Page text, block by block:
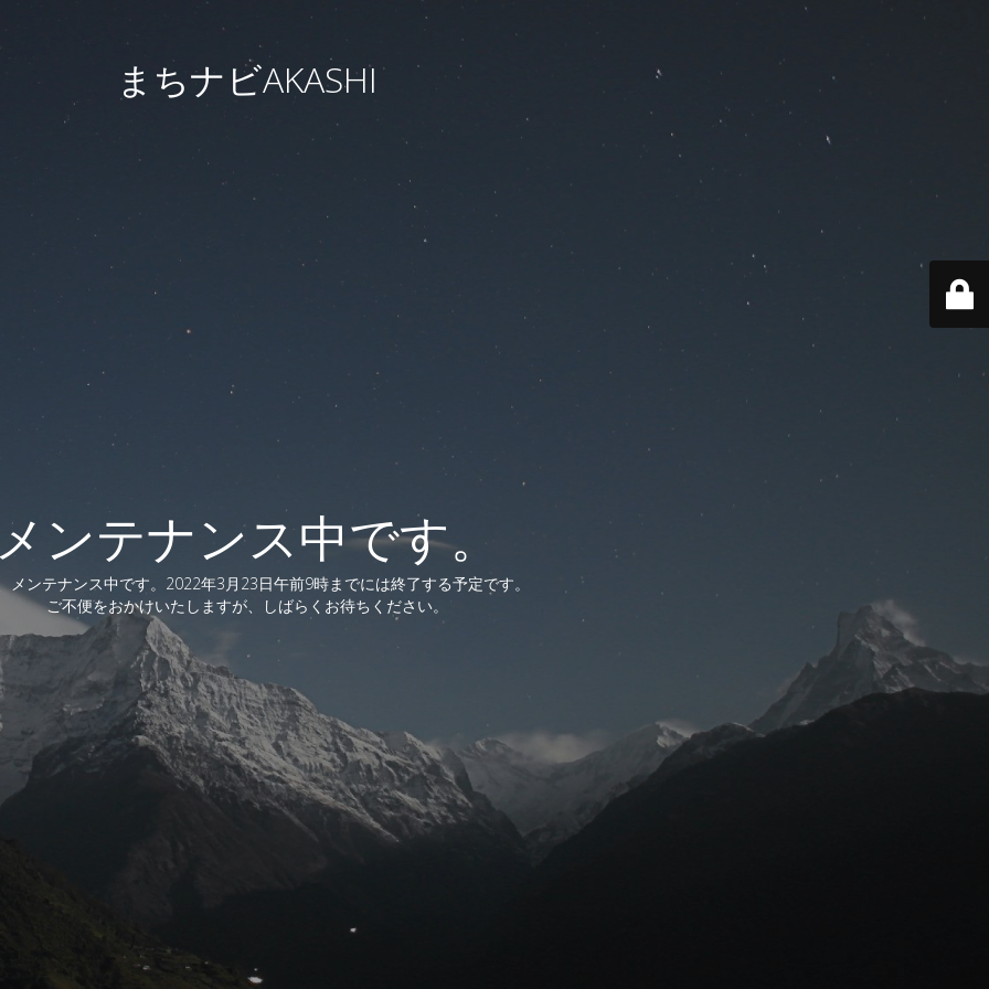
まちナビAKASHI
ンテナンス中です。
メンテナンス中です。2022年3月23日午前9時までには終了する予定です。
ご不便をおかけいたしますが、しばらくお待ちください。